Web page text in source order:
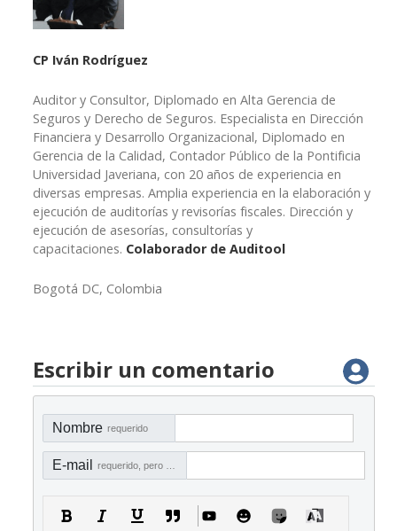
CP Iván Rodríguez
Auditor y Consultor, Diplomado en Alta Gerencia de
Seguros y Derecho de Seguros. Especialista en Dirección
Financiera y Desarrollo Organizacional, Diplomado en
Gerencia de la Calidad, Contador Público de la Pontificia
Universidad Javeriana, con 20 años de experiencia en
diversas empresas. Amplia experiencia en la elaboración y
ejecución de auditorías y revisorías fiscales. Dirección y
ejecución de asesorías, consultorías y
capacitaciones. Colaborador de Auditool
Bogotá DC, Colombia
Escribir un comentario
Nombre requerido
E-mail